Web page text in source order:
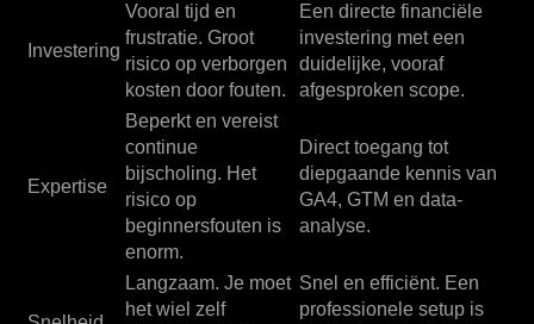
Investering
Vooral tijd en
frustratie. Groot
risico op verborgen
kosten door fouten.
Een directe financiële
investering met een
duidelijke, vooraf
afgesproken scope.
Expertise
Beperkt en vereist
continue
bijscholing. Het
risico op
beginnersfouten is
enorm.
Direct toegang tot
diepgaande kennis van
GA4, GTM en data-
analyse.
Langzaam. Je moet
het wiel zelf
Snel en efficiënt. Een
professionele setup is